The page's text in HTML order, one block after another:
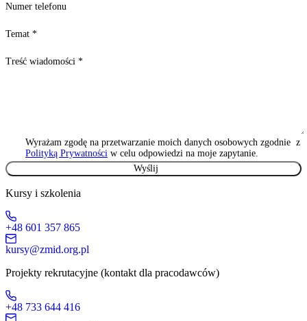
Numer telefonu
Temat *
Treść wiadomości *
Wyrażam zgodę na przetwarzanie moich danych osobowych zgodnie z
Polityką Prywatności w celu odpowiedzi na moje zapytanie.
Kursy i szkolenia
+48 601 357 865
kursy@zmid.org.pl
Projekty rekrutacyjne (kontakt dla pracodawców)
+48 733 644 416